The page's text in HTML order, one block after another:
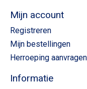
Mijn account
Registreren
Mijn bestellingen
Herroeping aanvragen
Informatie